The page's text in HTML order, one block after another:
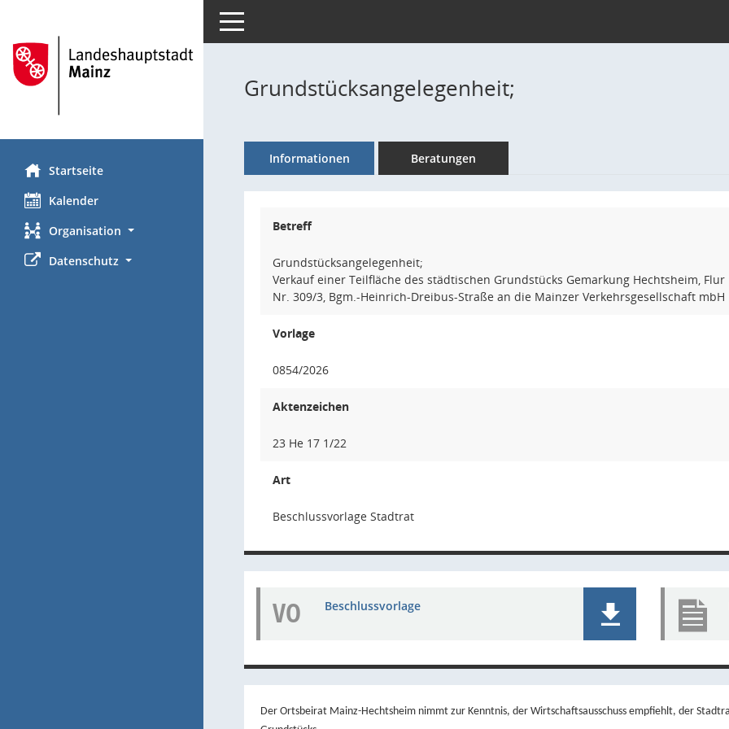
Startseite
Kalender
Organisation
Datenschutz
Toggle navigation
Grundstücksangelegenheit;
Informationen Beratungen
Betreff
Grundstücksangelegenheit;
Verkauf einer Teilfläche des städtischen Grundstücks Gemarkung Hechtsheim, Flur
Nr. 309/3, Bgm.-Heinrich-Dreibus-Straße an die Mainzer Verkehrsgesellschaft mbH
Vorlage
0854/2026
Aktenzeichen
23 He 17 1/22
Art
Beschlussvorlage Stadtrat
VO Beschlussvorlage
Der Ortsbeirat Mainz-Hechtsheim nimmt zur Kenntnis, der Wirtschaftsausschuss empfiehlt, der